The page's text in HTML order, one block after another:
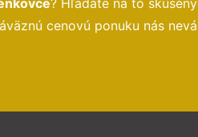
cenovú ponuku nás